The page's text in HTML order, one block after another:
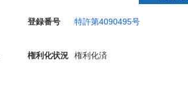
登録番号
特許第4090495号
権利化状況
権利化済